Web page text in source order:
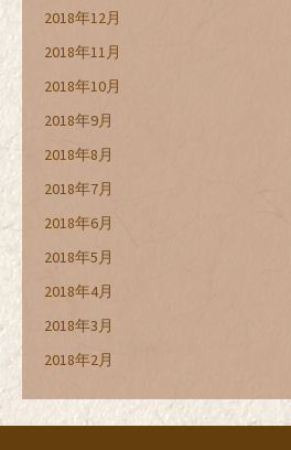
2018年12月
2018年11月
2018年10月
2018年9月
2018年8月
2018年7月
2018年6月
2018年5月
2018年4月
2018年3月
2018年2月